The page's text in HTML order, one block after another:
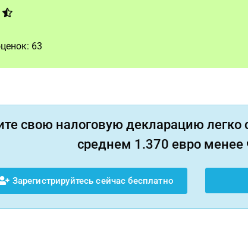
63
свою налоговую декларацию
среднем 1.370 евро менее
Зарегистрируйтесь сейчас бесплатно